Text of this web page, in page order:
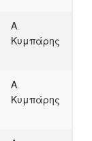
Α.
Κυμπάρης
Α.
Κυμπάρης